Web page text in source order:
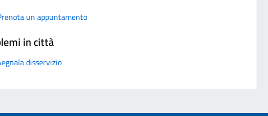
un appuntamento
in città
disservizio